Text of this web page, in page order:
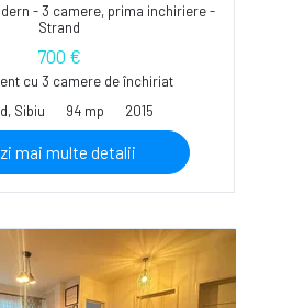
- 3 camere, prima inchiriere -
Strand
700 €
cu 3 camere de închiriat
Sibiu
94 mp 2015
mai multe detalii